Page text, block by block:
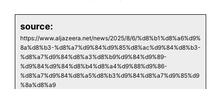
source:
https://www.aljazeera.net/news/2025/8/6/%d8%b1%d8%a6%d9%
8a%d8%b3-%d8%a7%d9%84%d9%85%d8%ac%d9%84%d8%b3-
%d8%a7%d9%84%d8%a3%d8%b9%d9%84%d9%89-
%d9%84%d9%84%d8%b4%d8%a4%d9%88%d9%86-
%d8%a7%d9%84%d8%a5%d8%b3%d9%84%d8%a7%d9%85%d9
%8a%d8%a9